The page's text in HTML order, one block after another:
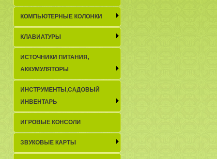
КОМПЬЮТЕРНЫЕ КОЛОНКИ
КЛАВИАТУРЫ
ИСТОЧНИКИ ПИТАНИЯ,
АККУМУЛЯТОРЫ
ИНСТРУМЕНТЫ,САДОВЫЙ
ИНВЕНТАРЬ
ИГРОВЫЕ КОНСОЛИ
ЗВУКОВЫЕ КАРТЫ